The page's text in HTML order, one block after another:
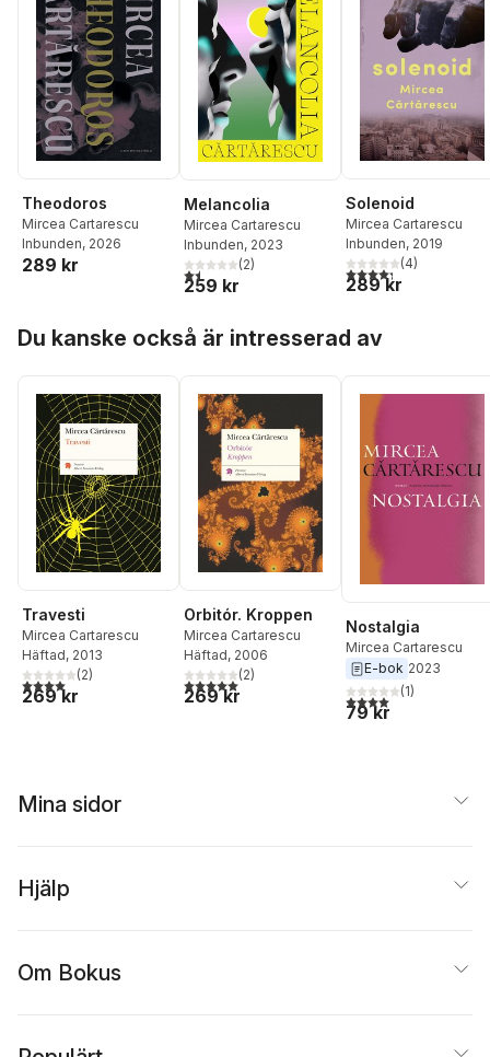
Theodoros
Mircea Cartarescu
Inbunden, 2026
289 kr
Melancolia
Mircea Cartarescu
Inbunden, 2023
1,5utav 5 stjärnor. Totalt antal röster:
(2)
259 kr
Solenoid
Mircea Cartarescu
Inbunden, 2019
4,3utav 5 stjärnor.
(4)
289 kr
Du kanske också är intresserad av
Travesti
Mircea Cartarescu
Häftad, 2013
4,0utav 5 stjärnor. Totalt antal röster:
(2)
269 kr
Orbitór. Kroppen
Mircea Cartarescu
Häftad, 2006
5,0utav 5 stjärnor. Totalt antal röster:
(2)
269 kr
Nostalgia
Mircea Cartarescu
E-bok 2023
4,0utav 5 stjärnor.
(1)
79 kr
Mina sidor
Hjälp
Om Bokus